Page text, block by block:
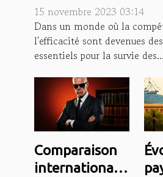
secrétariat
15 novembre 2023 03:14
Dans un monde où la
l'efficacité sont devenues
essentiels pour la survie des...
Comparaison
internationale